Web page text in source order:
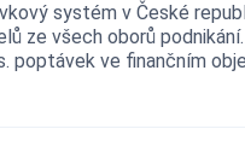
systém v České
ze všech oborů podnikání.
poptávek ve finančním